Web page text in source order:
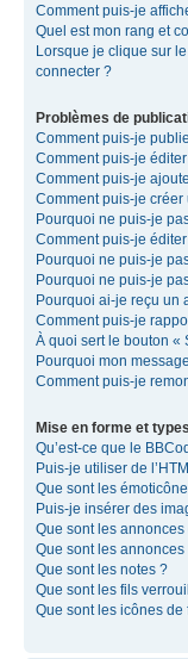
Comment puis-je
Quel est mon rang et
Lorsque je clique sur
connecter ?
Problèmes de
Comment puis-je
Comment puis-je
Comment puis-je
Comment puis-je créer
Pourquoi ne puis-je
Comment puis-je
Pourquoi ne puis-je
Pourquoi ne puis-je
Pourquoi ai-je reçu un
Comment puis-je
À quoi sert le bouton «
Pourquoi mon
Comment puis-je
Mise en forme et
Qu’est-ce que le
Puis-je utiliser de
Que sont les
Puis-je insérer des
Que sont les
Que sont les annonces
Que sont les notes ?
Que sont les fils
Que sont les icônes de